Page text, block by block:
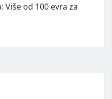
Više od 100 evra za